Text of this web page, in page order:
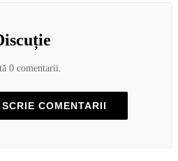
0 comentarii.
COMENTARII